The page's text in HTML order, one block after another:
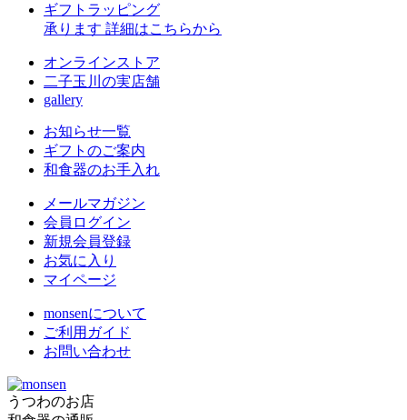
ギフトラッピング
承ります 詳細はこちらから
オンラインストア
二子玉川の実店舗
gallery
お知らせ一覧
ギフトのご案内
和食器のお手入れ
メールマガジン
会員ログイン
新規会員登録
お気に入り
マイページ
monsenについて
ご利用ガイド
お問い合わせ
うつわのお店